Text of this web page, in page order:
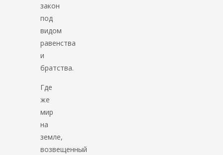
закон
под
видом
равенства
и
братства.
Где
же
мир
на
земле,
возвещенный